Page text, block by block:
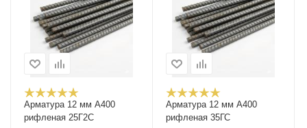
Арматура 12 мм А400
рифленая 25Г2С
Арматура 12 мм А400
рифленая 35ГС